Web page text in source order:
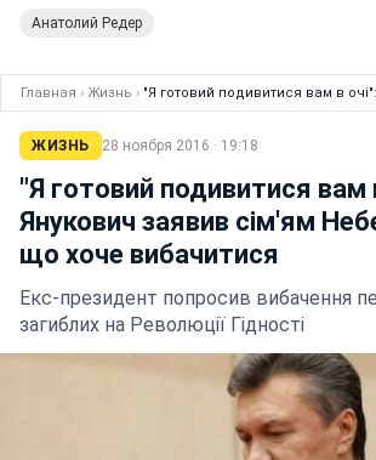
Анатолий Редер
Главная › Жизнь › "Я готовий подивитися вам в
ЖИЗНЬ 28 ноября 2016 · 19:18
"Я готовий подивитися вам
Янукович заявив сім'ям
що хоче вибачитися
Екс-президент попросив вибачення
загиблих на Революції Гідності